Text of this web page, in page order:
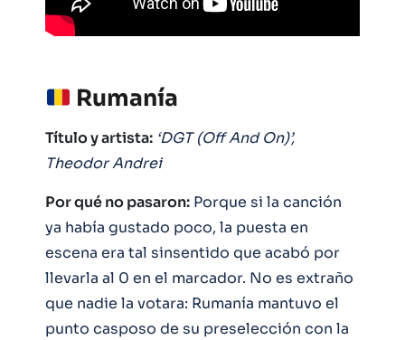
Rumanía
Título y artista: ‘DGT (Off And On)’,
Theodor Andrei
Por qué no pasaron: Porque si la canción
ya había gustado poco, la puesta en
escena era tal sinsentido que acabó por
llevarla al 0 en el marcador. No es extraño
que nadie la votara: Rumanía mantuvo el
punto casposo de su preselección con la